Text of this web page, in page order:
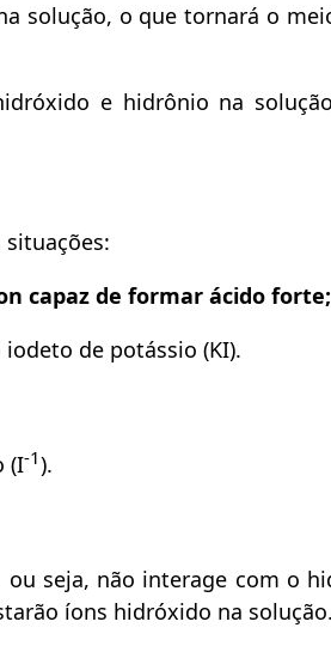
solução, o que tornará o
e hidrônio na
capaz de formar ácido forte;
de potássio (KI).
(I-1).
seja, não interage com o
íons hidróxido na solução.